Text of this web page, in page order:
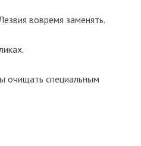
вовремя заменять.
очищать специальным